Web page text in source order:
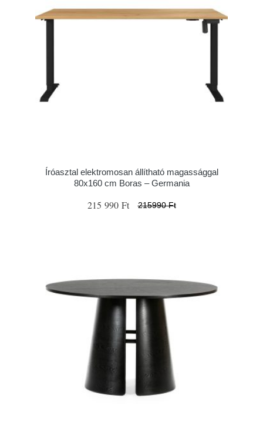
Íróasztal elektromosan állítható magassággal
80x160 cm Boras – Germania
215 990 Ft 215990 Ft